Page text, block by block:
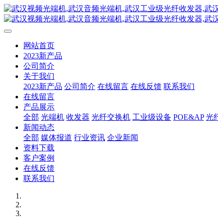
网站首页
2023新产品
公司简介
关于我们
2023新产品 公司简介 在线留言 在线反馈 联系我们
在线留言
产品展示
全部 光端机 收发器 光纤交换机 工业级设备 POE&AP 光
新闻动态
全部 媒体报道 行业资讯 企业新闻
资料下载
客户案例
在线反馈
联系我们